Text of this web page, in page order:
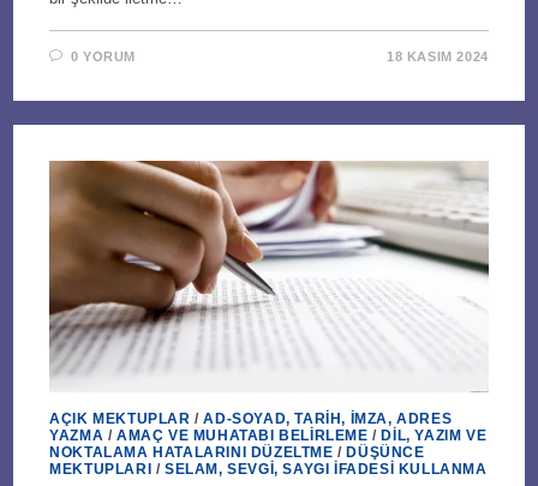
0 YORUM 18 KASIM 2024
AÇIK MEKTUPLAR /AD-SOYAD, TARIH, İMZA, ADRES
YAZMA /AMAÇ VE MUHATABI BELIRLEME / DIL, YAZIM VE
NOKTALAMA HATALARINI DÜZELTME / DÜŞÜNCE
MEKTUPLARI /SELAM, SEVGI, SAYGI İFADESI KULLANMA